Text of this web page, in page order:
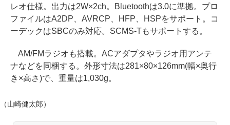
レオ仕様。出力は2W×2ch。Bluetoothは3.0に準拠。プロ
ファイルはA2DP、AVRCP、HFP、HSPをサポート。コ
ーデックはSBCのみ対応。SCMS-Tもサポートする。
AM/FMラジオも搭載。ACアダプタやラジオ用アンテ
ナなどを同梱する。外形寸法は281×80×126mm(幅×奥行
き×高さ)で、重量は1,030g。
（山崎健太郎）